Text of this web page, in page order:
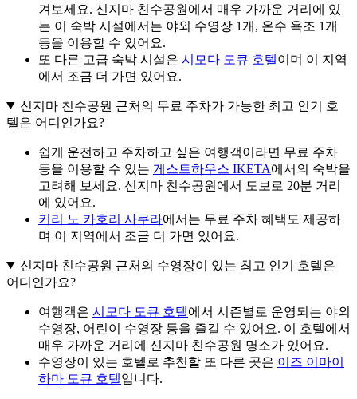
겨보세요. 신지마 친수공원에서 매우 가까운 거리에 있
는 이 숙박 시설에서는 야외 수영장 1개, 온수 욕조 1개
등을 이용할 수 있어요.
또 다른 고급 숙박 시설은 시모다 도큐 호텔이며 이 지역
에서 조금 더 가면 있어요.
신지마 친수공원 근처의 무료 주차가 가능한 최고 인기 호
텔은 어디인가요?
쉽게 운전하고 주차하고 싶은 여행객이라면 무료 주차
등을 이용할 수 있는 게스트하우스 IKETA에서의 숙박을
고려해 보세요. 신지마 친수공원에서 도보로 20분 거리
에 있어요.
키리 노 카호리 사쿠라에서는 무료 주차 혜택도 제공하
며 이 지역에서 조금 더 가면 있어요.
신지마 친수공원 근처의 수영장이 있는 최고 인기 호텔은
어디인가요?
여행객은 시모다 도큐 호텔에서 시즌별로 운영되는 야외
수영장, 어린이 수영장 등을 즐길 수 있어요. 이 호텔에서
매우 가까운 거리에 신지마 친수공원 명소가 있어요.
수영장이 있는 호텔로 추천할 또 다른 곳은 이즈 이마이
하마 도큐 호텔입니다.